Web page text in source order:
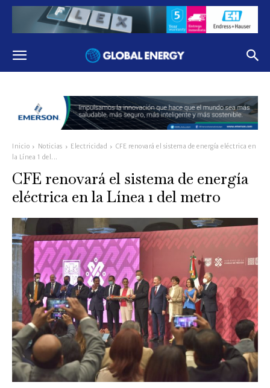
Inicio Noticias Electricidad
CFE renovará el sistema de energía eléctrica en
la Línea 1 del...
CFE renovará el sistema de energía
eléctrica en la Línea 1 del metro